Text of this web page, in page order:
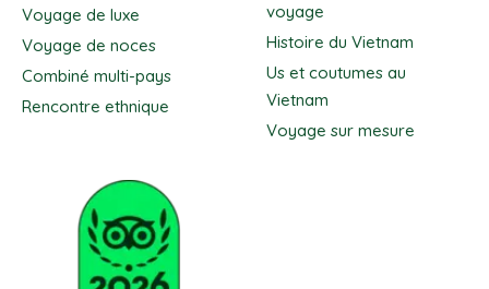
Voyage de luxe
Voyage de noces
Combiné multi-pays
Rencontre ethnique
voyage
Histoire du Vietnam
Us et coutumes au
Vietnam
Voyage sur mesure